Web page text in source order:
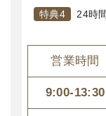
特殊な検査による
勢分析システム
特典4 24時
営業時間
9:00-13:30